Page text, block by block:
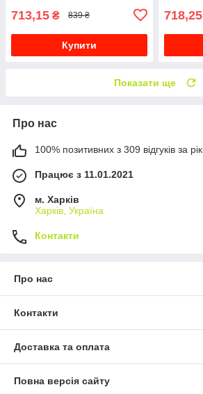
713,15 ₴ 839 ₴
Купити
718,25
Показати ще
Про нас
100% позитивних з 309 відгуків за рік
Працює з 11.01.2021
м. Харків
Харків, Україна
Контакти
Про нас
Контакти
Доставка та оплата
Повна версія сайту